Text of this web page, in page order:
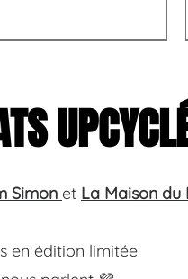
Simon et La Maison du
en édition limitée